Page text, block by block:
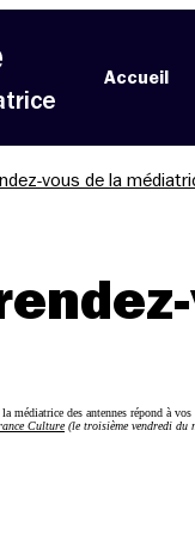
Accueil
vous de la
médiatrice des antennes répond à
Culture(le troisième vendredi du